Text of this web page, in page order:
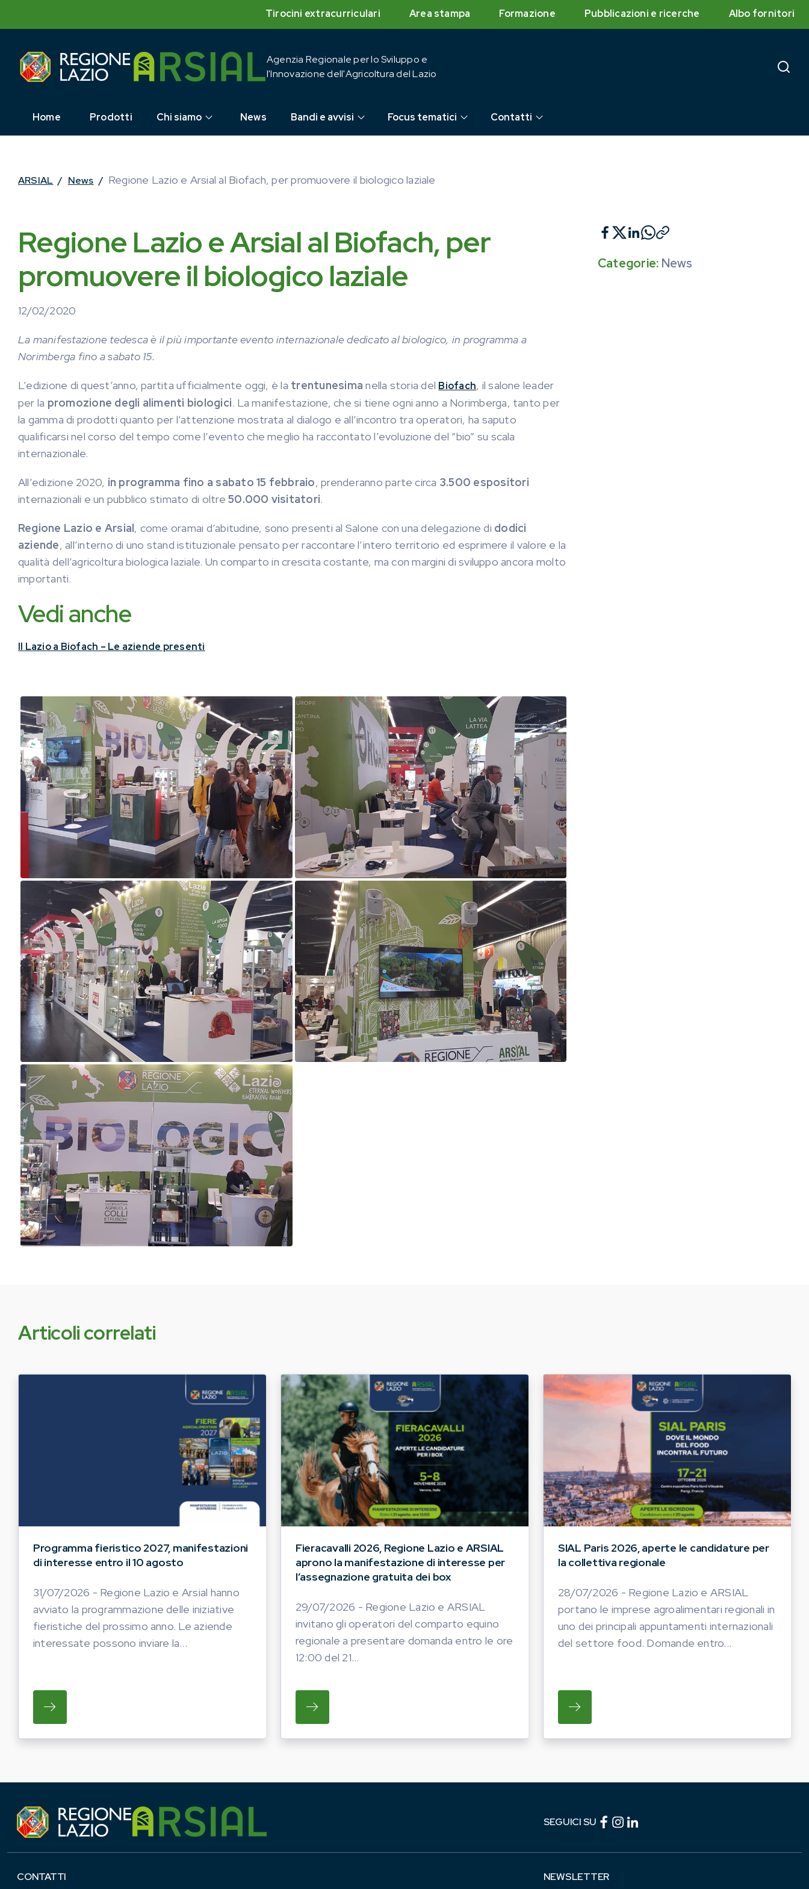
Tirocini extracurriculari Area stampa Formazione Pubblicazioni e ricerche Albo fornitori
Agenzia Regionale per lo Sviluppo e
l'Innovazione dell'Agricoltura del Lazio
Home Prodotti Chi siamo News Bandi e avvisi Focus tematici Contatti
ARSIAL / News / Regione Lazio e Arsial al Biofach, per promuovere il biologico laziale
Regione Lazio e Arsial al Biofach, per
promuovere il biologico laziale
12/02/2020
La manifestazione tedesca è il più importante evento internazionale dedicato al biologico, in programma a
Norimberga fino a sabato 15.
L’edizione di quest’anno, partita ufficialmente oggi, è la trentunesima nella storia del Biofach, il salone leader
per la promozione degli alimenti biologici. La manifestazione, che si tiene ogni anno a Norimberga, tanto per
la gamma di prodotti quanto per l’attenzione mostrata al dialogo e all’incontro tra operatori, ha saputo
qualificarsi nel corso del tempo come l’evento che meglio ha raccontato l’evoluzione del “bio” su scala
internazionale.
All’edizione 2020, in programma fino a sabato 15 febbraio, prenderanno parte circa 3.500 espositori
internazionali e un pubblico stimato di oltre50.000 visitatori.
Regione Lazio e Arsial, come oramai d’abitudine, sono presenti al Salone con una delegazione di dodici
aziende, all’interno di uno stand istituzionale pensato per raccontare l’intero territorio ed esprimere il valore e la
qualità dell’agricoltura biologica laziale. Un comparto in crescita costante, ma con margini di sviluppo ancora molto
importanti.
Vedi anche
Il Lazio a Biofach – Le aziende presenti
Categorie: News
Articoli correlati
Programma fieristico 2027, manifestazioni
di interesse entro il 10 agosto
31/07/2026 - Regione Lazio e Arsial hanno
avviato la programmazione delle iniziative
fieristiche del prossimo anno. Le aziende
interessate possono inviare la...
SU REGIONE LAZIO E ARSIAL HANNO AVVIATO LA PROGRAMMAZIONE DELLE INIZIATIVE FIERISTICHE DEL PROSSIMO ANNO. LE AZIENDE
Fieracavalli 2026, Regione Lazio e ARSIAL
aprono la manifestazione di interesse per
l’assegnazione gratuita dei box
29/07/2026 - Regione Lazio e ARSIAL
invitano gli operatori del comparto equino
regionale a presentare domanda entro le ore
12:00 del 21...
SU REGIONE LAZIO E ARSIAL INVITANO GLI OPERATORI DEL COMPARTO EQUINO REGIONALE
SIAL Paris 2026, aperte le candidature per
la collettiva regionale
28/07/2026 - Regione Lazio e ARSIAL
portano le imprese agroalimentari regionali in
uno dei principali appuntamenti internazionali
del settore food. Domande entro...
SU REGIONE LAZIO E ARSIAL PORTANO LE
SEGUICI SU Facebook (link esterno)
Instagram (link esterno)
CONTATTI NEWSLETTER